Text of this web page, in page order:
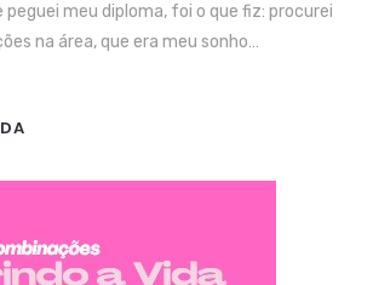
peguei meu diploma, foi o que fiz: procurei
na área, que era meu sonho…